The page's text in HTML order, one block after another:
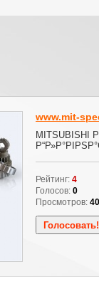
www.mit-
MITSUBISHI
Рейтинг: 4
Голосов: 0
Просмотров: